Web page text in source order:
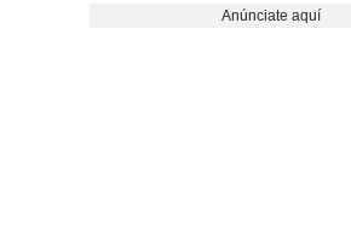
Anúnciate aquí